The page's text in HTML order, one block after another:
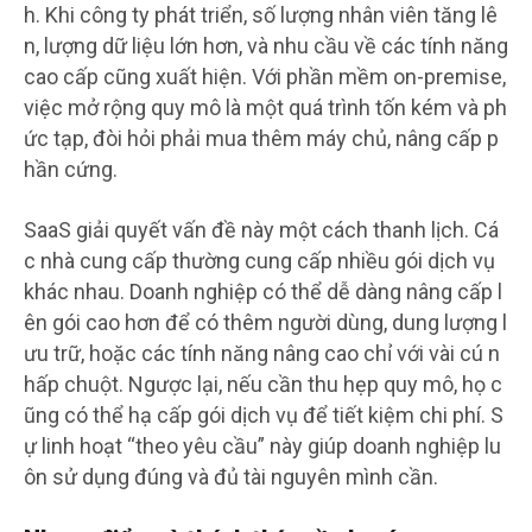
h. Khi công ty phát triển, số lượng nhân viên tăng lê
n, lượng dữ liệu lớn hơn, và nhu cầu về các tính năng
cao cấp cũng xuất hiện. Với phần mềm on-premise,
việc mở rộng quy mô là một quá trình tốn kém và ph
ức tạp, đòi hỏi phải mua thêm máy chủ, nâng cấp p
hần cứng.
SaaS giải quyết vấn đề này một cách thanh lịch. Cá
c nhà cung cấp thường cung cấp nhiều gói dịch vụ
khác nhau. Doanh nghiệp có thể dễ dàng nâng cấp l
ên gói cao hơn để có thêm người dùng, dung lượng l
ưu trữ, hoặc các tính năng nâng cao chỉ với vài cú n
hấp chuột. Ngược lại, nếu cần thu hẹp quy mô, họ c
ũng có thể hạ cấp gói dịch vụ để tiết kiệm chi phí. S
ự linh hoạt “theo yêu cầu” này giúp doanh nghiệp lu
ôn sử dụng đúng và đủ tài nguyên mình cần.